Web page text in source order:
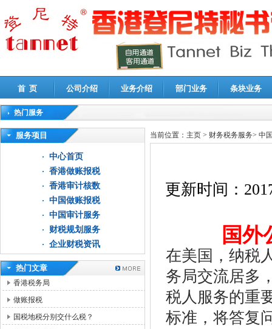
首 页 公司介绍 业务介绍 部门业务 条块业务
热门服务
高新技术企业认定审计|企业所得税汇算清缴申报鉴证
服务项目
中心首页
香港做账报税
香港审计核数
中国做账报税
中国审计服务
财税规划服务
企业财税资讯
热门文章
香港税务局
做账报税
国税地税分别交什么税？
当前位置： 主页 > 财务税务服务> 中
更新时间：
国外
在美国，纳税
务局交流居多
税人服务的重
标准，将答复